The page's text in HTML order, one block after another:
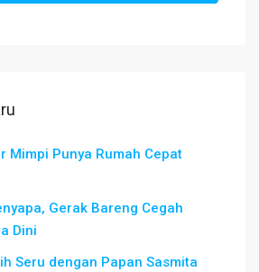
Mimpi Punya Rumah Cepat
Gerak Bareng Cegah
Dini
Seru dengan Papan Sasmita